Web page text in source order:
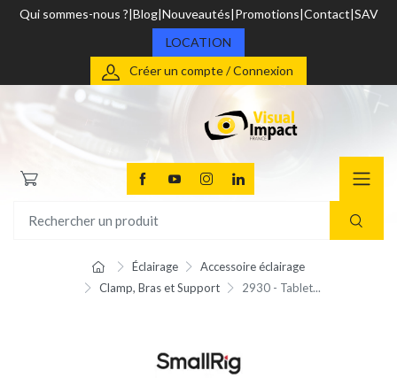
Qui sommes-nous ? Blog Nouveautés Promotions Contact SAV
LOCATION
Créer un compte / Connexion
Éclairage
Accessoire éclairage
Clamp, Bras et Support
2930 - Tablet...